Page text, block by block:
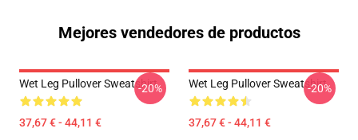
Mejores vendedores de productos
Wet Leg Pullover Sweatshirt
37,67 € - 44,11 €
-20% Wet Leg Pullover Sweatshirt
37,67 € - 44,11 €
-20%